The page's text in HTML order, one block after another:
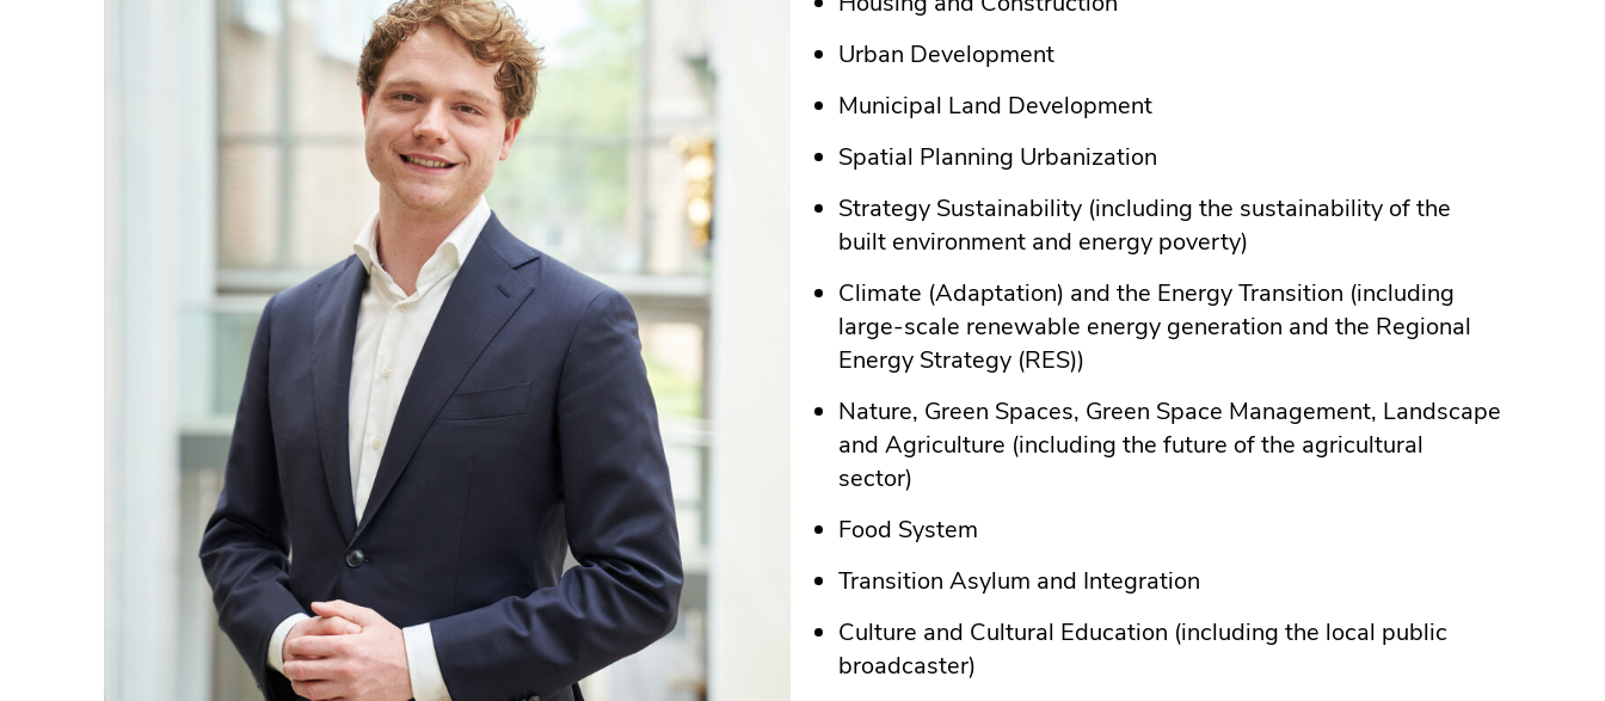
Urban Development
Municipal Land Development
Spatial Planning Urbanization
Strategy Sustainability (including the sustainability of the
built environment and energy poverty)
Climate (Adaptation) and the Energy Transition (including
large-scale renewable energy generation and the Regional
Energy Strategy (RES))
Nature, Green Spaces, Green Space Management, Landscape
and Agriculture (including the future of the agricultural
sector)
Food System
Transition Asylum and Integration
Culture and Cultural Education (including the local public
broadcaster)